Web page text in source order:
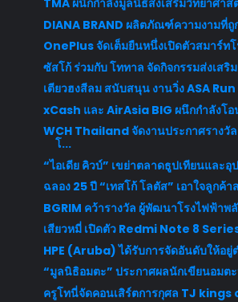
TMA ผนึกกำลังมูลนิธิส่งเสริมวิทยาศา
DIANA BRAND ผลิตภัณฑ์ความงามที่
OnePlus จัดเต็มยืนหนึ่งเปิดตัวสมาร์ท
ซัสโก้ ร่วมกับ โททาล จัดกิจกรรมส่งเสริ
เตียวฮงสีลม สนับสนุน งานวิ่ง ASA Run
xCash และ AirAsia BIG ผนึกกำลังโ
WCH Thailand จัดงานประกาศรางวั
โ...
“ไอเดีย คิวบ์” เขย่าตลาดธูปเทียนและ
ฉลอง 25 ปี “เทสโก้ โลตัส” เอาใจลูกค้
BGRIM คว้ารางวัล ผู้พัฒนาโรงไฟฟ้าพ
เสียวหมี่ เปิดตัว Redmi Note 8
HPE (Aruba) ได้รับการจัดอันดับให้อยู่
“มูลนิธิอมตะ” ประกาศผลนักเขียนอมต
ครูโทนี่จัดคอนเสิร์ตการกุศล TJ